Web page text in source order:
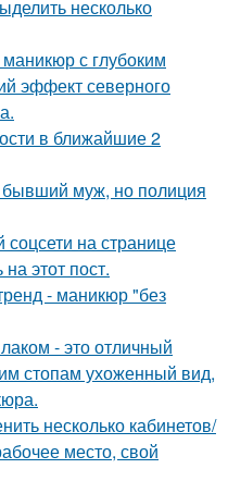
несколько
с глубоким
эффект северного
в ближайшие 2
бывший муж, но полиция
на странице
этот пост.
- маникюр "без
- это отличный
стопам ухоженный вид,
несколько кабинетов/
место, свой